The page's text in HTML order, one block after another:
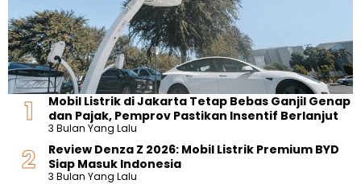
Mobil Listrik di Jakarta Tetap Bebas Ganjil Genap
dan Pajak, Pemprov Pastikan Insentif Berlanjut
3 Bulan Yang Lalu
Review Denza Z 2026: Mobil Listrik Premium BYD
Siap Masuk Indonesia
3 Bulan Yang Lalu